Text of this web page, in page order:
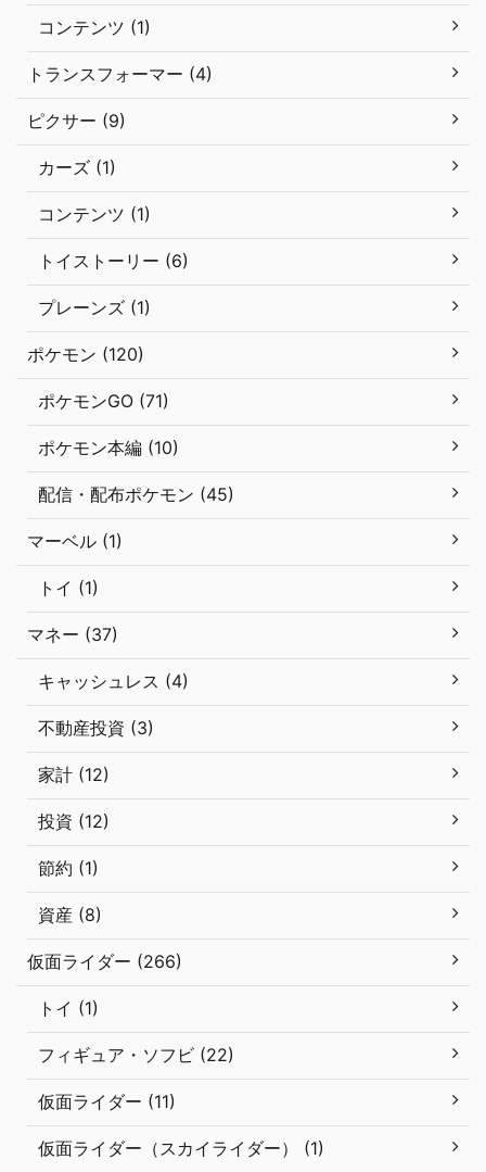
コンテンツ (1)
トランスフォーマー (4)
ピクサー (9)
カーズ (1)
コンテンツ (1)
トイストーリー (6)
プレーンズ (1)
ポケモン (120)
ポケモンGO (71)
ポケモン本編 (10)
配信・配布ポケモン (45)
マーベル (1)
トイ (1)
マネー (37)
キャッシュレス (4)
不動産投資 (3)
家計 (12)
投資 (12)
節約 (1)
資産 (8)
仮面ライダー (266)
トイ (1)
フィギュア・ソフビ (22)
仮面ライダー (11)
仮面ライダー（スカイライダー） (1)